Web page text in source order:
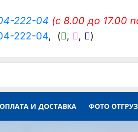
222-04 (c 8.00 до 17.00
222-04, ( , , )
ОПЛАТА И ДОСТАВКА ФОТО